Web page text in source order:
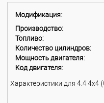
Модификация:
Производство:
Топливо:
Количество цилиндров:
Мощность двигателя:
Код двигателя:
Характеристики для 4.4 4x4